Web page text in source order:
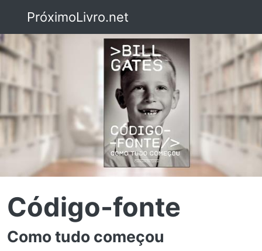
PróximoLivro.net
Código-fonte
Como tudo começou